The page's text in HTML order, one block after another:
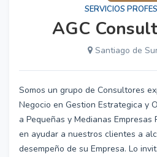
SERVICIOS
AGC
Santiago de
Somos un grupo de Consultores
Negocio en Gestion Estrategica y
a Pequeñas y Medianas Empresas
en ayudar a nuestros clientes a
desempeño de su Empresa. Lo